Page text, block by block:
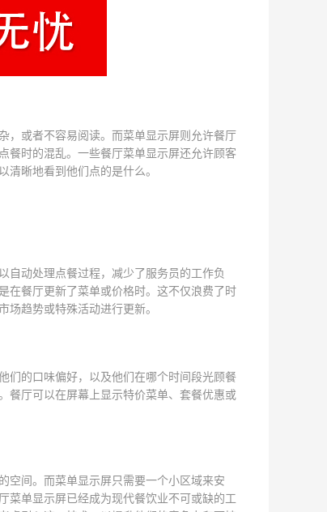
，或者不容易阅读。而菜单显示屏则允许餐厅
餐时的混乱。一些餐厅菜单显示屏还允许顾客
晰地看到他们点的是什么。
自动处理点餐过程，减少了服务员的工作负
在餐厅更新了菜单或价格时。这不仅浪费了时
趋势或特殊活动进行更新。
们的口味偏好，以及他们在哪个时间段光顾餐
餐厅可以在屏幕上显示特价菜单、套餐优惠或
空间。而菜单显示屏只需要一个小区域来安
菜单显示屏已经成为现代餐饮业不可或缺的工